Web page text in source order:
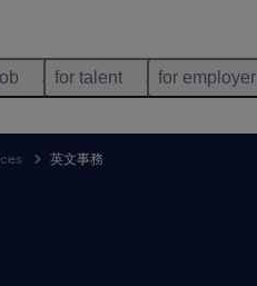
for talent for employer
英文事務